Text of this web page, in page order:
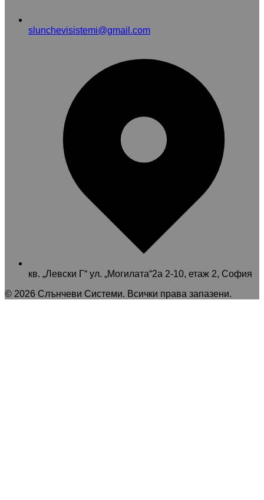
slunchevisistemi@gmail.com
кв. „Левски Г“ ул. „Могилата“2а 2-10, етаж 2, София
© 2026 Слънчеви Системи. Всички права запазени.